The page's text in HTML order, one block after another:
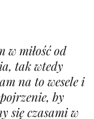
w miłość od
tak wtedy
na to wesele i
by
się czasami w